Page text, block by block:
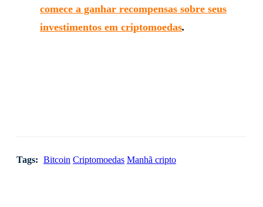
comece a ganhar recompensas sobre seus
investimentos em criptomoedas.
Tags: Bitcoin Criptomoedas Manhã cripto